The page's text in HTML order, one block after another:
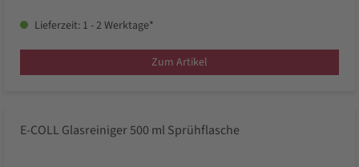
Lieferzeit: 1 - 2 Werktage*
Zum Artikel
E-COLL Glasreiniger 500 ml Sprühflasche